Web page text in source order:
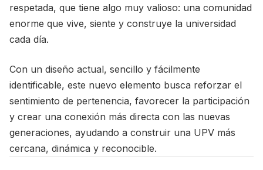
respetada, que tiene algo muy valioso: una comunidad
enorme que vive, siente y construye la universidad
cada día.
Con un diseño actual, sencillo y fácilmente
identificable, este nuevo elemento busca reforzar el
sentimiento de pertenencia, favorecer la participación
y crear una conexión más directa con las nuevas
generaciones, ayudando a construir una UPV más
cercana, dinámica y reconocible.